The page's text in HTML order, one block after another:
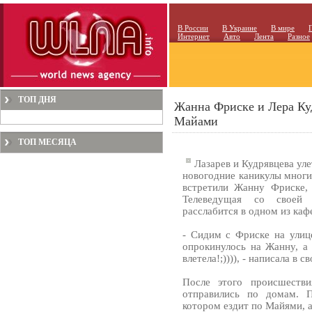
В России В Украине В мире
Интернет
Авто Лента Разное
ТОП ДНЯ
ТОП МЕСЯЦА
Жанна Фриске и Лера
Майами
Лазарев и Кудрявцева
новогодние каникулы
встретили Жанну
Телеведущая со
расслабится в одном из
- Сидим с Фриске на
опрокинулось на Жанну,
влетела!;)))), - написала в
После этого
отправились по домам.
котором ездит по Майями,